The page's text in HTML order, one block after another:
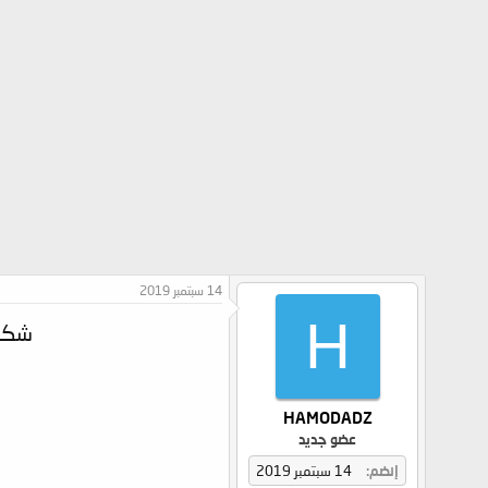
H
HAMODADZ
عضو جديد
إنضم
14 سبتمبر 2019
14 سبتمبر 2019